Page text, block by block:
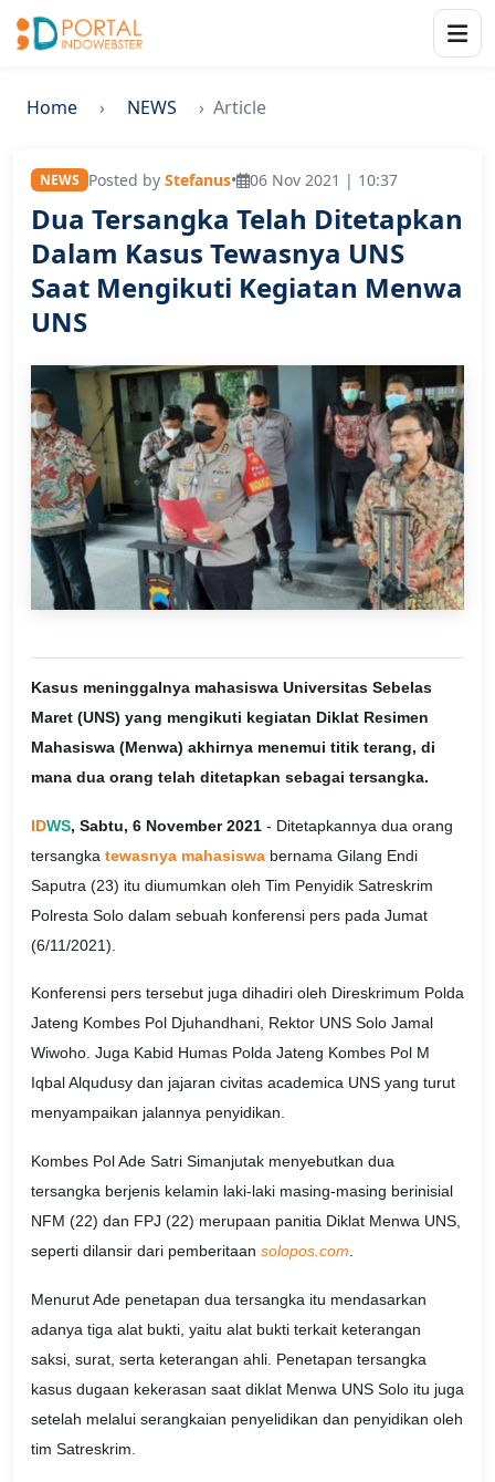
Home NEWS Article
NEWS Posted by Stefanus• 06 Nov 2021 | 10:37
Dua Tersangka Telah Ditetapkan
Dalam Kasus Tewasnya UNS
Saat Mengikuti Kegiatan Menwa
UNS
Kasus meninggalnya mahasiswa Universitas Sebelas
Maret (UNS) yang mengikuti kegiatan Diklat Resimen
Mahasiswa (Menwa) akhirnya menemui titik terang, di
mana dua orang telah ditetapkan sebagai tersangka.
IDWS, Sabtu, 6 November 2021 - Ditetapkannya dua orang
tersangka tewasnya mahasiswa bernama Gilang Endi
Saputra (23) itu diumumkan oleh Tim Penyidik Satreskrim
Polresta Solo dalam sebuah konferensi pers pada Jumat
(6/11/2021).
Konferensi pers tersebut juga dihadiri oleh Direskrimum Polda
Jateng Kombes Pol Djuhandhani, Rektor UNS Solo Jamal
Wiwoho. Juga Kabid Humas Polda Jateng Kombes Pol M
Iqbal Alqudusy dan jajaran civitas academica UNS yang turut
menyampaikan jalannya penyidikan.
Kombes Pol Ade Satri Simanjutak menyebutkan dua
tersangka berjenis kelamin laki-laki masing-masing berinisial
NFM (22) dan FPJ (22) merupaan panitia Diklat Menwa UNS,
seperti dilansir dari pemberitaan solopos.com.
Menurut Ade penetapan dua tersangka itu mendasarkan
adanya tiga alat bukti, yaitu alat bukti terkait keterangan
saksi, surat, serta keterangan ahli. Penetapan tersangka
kasus dugaan kekerasan saat diklat Menwa UNS Solo itu juga
setelah melalui serangkaian penyelidikan dan penyidikan oleh
tim Satreskrim.